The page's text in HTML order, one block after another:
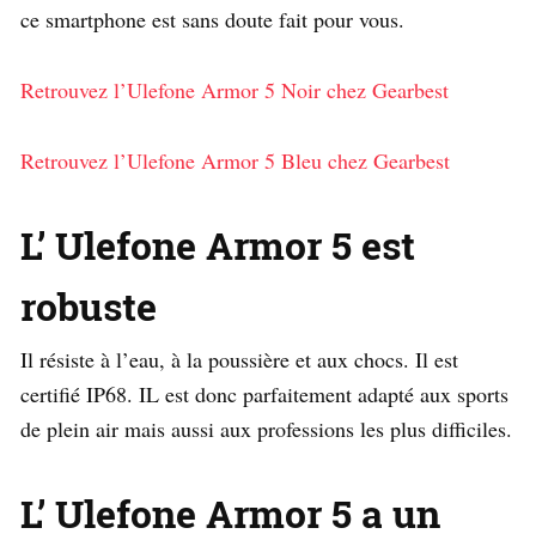
ce smartphone est sans doute fait pour vous.
Retrouvez l’Ulefone Armor 5 Noir chez Gearbest
Retrouvez l’Ulefone Armor 5 Bleu chez Gearbest
L’ Ulefone Armor 5 est
robuste
Il résiste à l’eau, à la poussière et aux chocs. Il est
certifié IP68. IL est donc parfaitement adapté aux sports
de plein air mais aussi aux professions les plus difficiles.
L’ Ulefone Armor 5 a un